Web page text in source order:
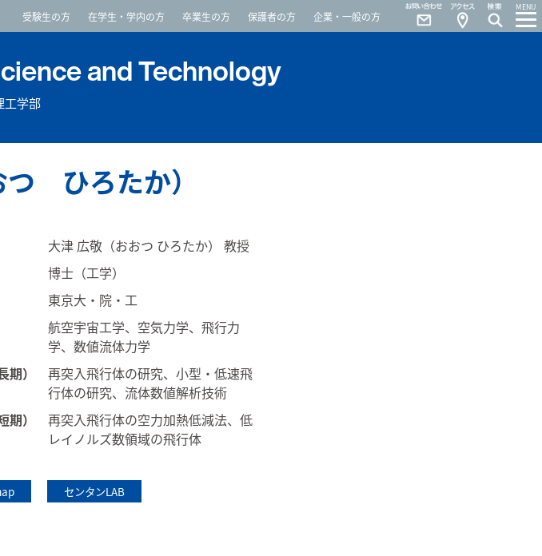
受験生の方 在学生・学内の方 卒業生の方 保護者の方 企業・一般の方
MENU
Access
Contact
and Technology
工学部
ひろたか）
大津 広敬（おおつ ひろたか） 教授
博士（工学）
東京大・院・工
航空宇宙工学、空気力学、飛行力
学、数値流体力学
）
再突入飛行体の研究、小型・低速飛
行体の研究、流体数値解析技術
）
再突入飛行体の空力加熱低減法、低
レイノルズ数領域の飛行体
センタンLAB